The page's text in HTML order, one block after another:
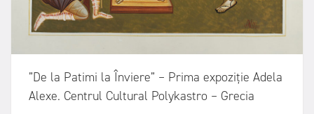
”De la Patimi la Înviere” – Prima expoziție Adela
Alexe. Centrul Cultural Polykastro – Grecia